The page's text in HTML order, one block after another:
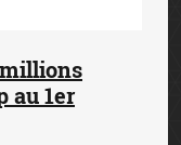
au 1er